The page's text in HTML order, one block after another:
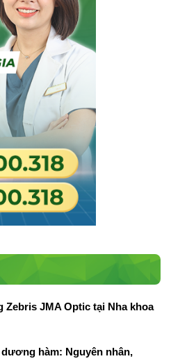
Zebris JMA Optic tại Nha khoa
hàm: Nguyên nhân,